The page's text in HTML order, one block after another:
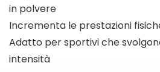
in polvere
Incrementa le prestazioni
Adatto per sportivi che
intensità